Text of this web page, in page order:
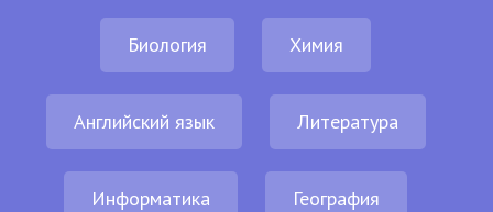
Биология Химия
Английский язык Литература
Информатика География